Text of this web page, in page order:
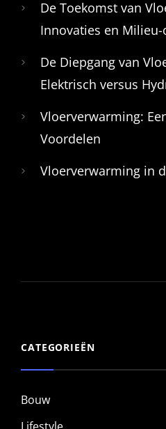
De Toekomst van
Innovaties en
De Diepgang van
Elektrisch versus
Vloerverwarming:
Voordelen
Vloerverwarming in
CATEGORIEËN
Bouw